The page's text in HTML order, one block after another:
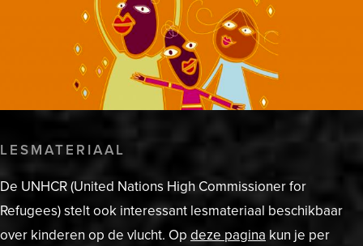
LESMATERIAAL
De UNHCR (United Nations High Commissioner for
Refugees) stelt ook interessant lesmateriaal beschikbaar
over kinderen op de vlucht. Op deze pagina kun je per